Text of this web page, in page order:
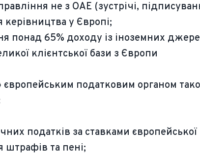
не з ОАЕ (зустрічі,
у Європі;
понад 65% доходу із іноземних
клієнтської бази з Європи
податковим органом
податків за ставками європейської
штрафів та пені;